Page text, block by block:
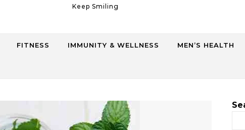
Keep Smiling
FITNESS IMMUNITY & WELLNESS MEN’S HEALTH